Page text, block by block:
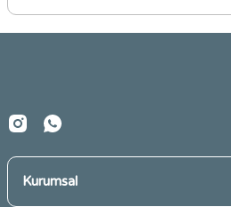
Ürün bilgilerinde hatalar bulunuyor.
Kurumsal